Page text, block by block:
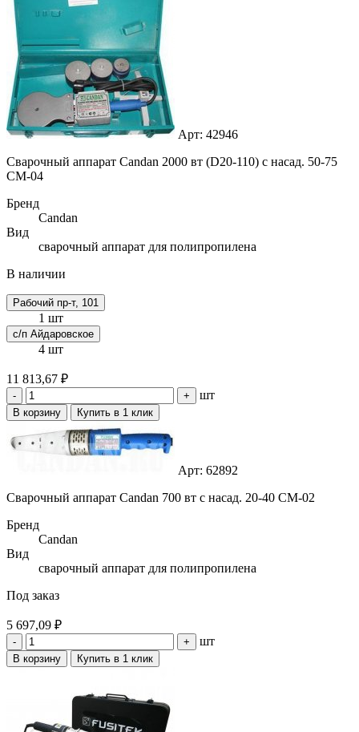
Арт: 42946
Сварочный аппарат Candan 2000 вт (D20-110) с насад. 50-75
СМ-04
Бренд
Candan
Вид
сварочный аппарат для полипропилена
В наличии
Рабочий пр-т, 101
1 шт
с/п Айдаровское
4 шт
11 813,67 ₽
- + шт
В корзину Купить в 1 клик
Арт: 62892
Сварочный аппарат Candan 700 вт с насад. 20-40 CM-02
Бренд
Candan
Вид
сварочный аппарат для полипропилена
Под заказ
5 697,09 ₽
- + шт
В корзину Купить в 1 клик